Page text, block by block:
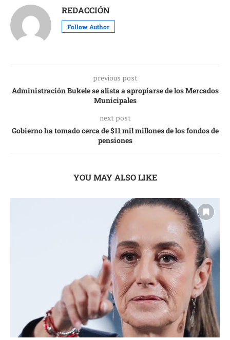
REDACCIÓN
Follow Author
previous post
Administración Bukele se alista a apropiarse de los Mercados
Municipales
next post
Gobierno ha tomado cerca de $11 mil millones de los fondos de
pensiones
YOU MAY ALSO LIKE